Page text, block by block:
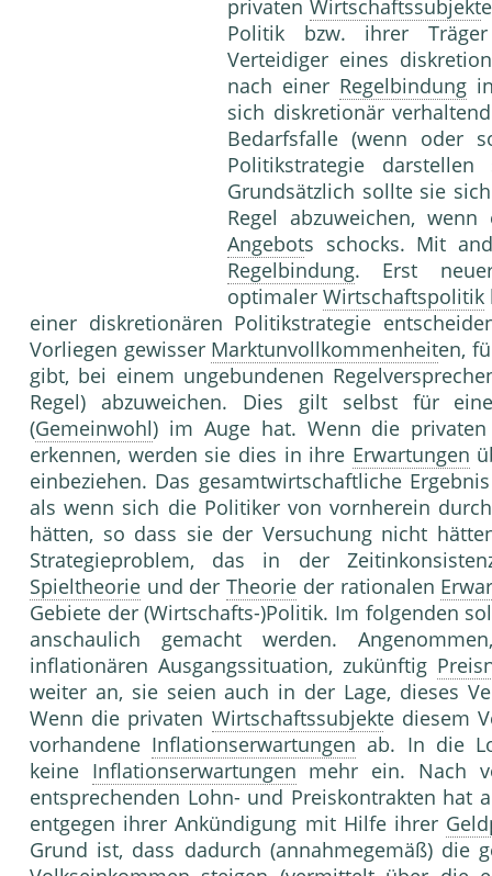
privaten Wirtschaftssubjekt
Politik bzw. ihrer
Verteidiger eines
nach einer Regelbindung
sich diskretionär
Bedarfsfalle (wenn oder
Politikstrategie
Grundsätzlich sollte sie
Regel abzuweichen,
Angebots schocks. Mit
Regelbindung. Erst
optimalerWirtschaftspolitik
einer diskretionären Politikstrategie
Vorliegen gewisser Marktunvollkommenheiten,
gibt, bei einem ungebundenen
Regel) abzuweichen. Dies gilt selbst für
(Gemeinwohl) im Auge hat. Wenn die
erkennen, werden sie dies in ihre Erwartungen
einbeziehen. Das gesamtwirtschaftliche
als wenn sich die Politiker von vornherein
hätten, so dass sie der Versuchung nicht
Strategieproblem, das in der
Spieltheorie und derTheorie der rationalen
Gebiete der (Wirtschafts-)Politik. Im folgenden
anschaulich gemacht werden.
inflationären Ausgangssituation, zukünftig
weiter an, sie seien auch in der Lage, dieses
Wenn die privaten Wirtschaftssubjekte diesem
vorhandene Inflationserwartungen ab. In die
keine Inflationserwartungen mehr ein. Nach
entsprechenden Lohn- und Preiskontrakten hat
entgegen ihrer Ankündigung mit Hilfe ihrer
Grund ist, dass dadurch (annahmegemäß) die